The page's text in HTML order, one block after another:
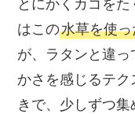
とにかくカゴを
はこの水草を使
が、ラタンと違
かさを感じるテ
きで、少しずつ